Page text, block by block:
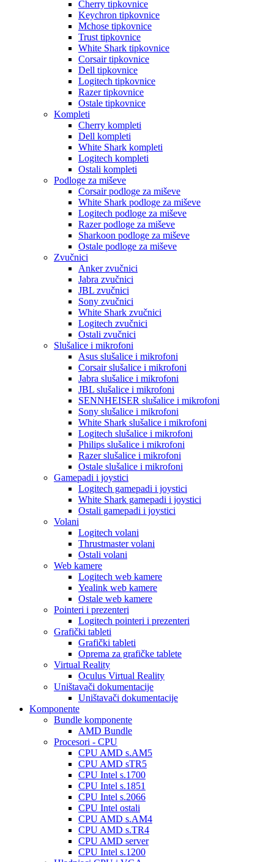
Cherry tipkovnice
Keychron tipkovnice
Mchose tipkovnice
Trust tipkovnice
White Shark tipkovnice
Corsair tipkovnice
Dell tipkovnice
Logitech tipkovnice
Razer tipkovnice
Ostale tipkovnice
Kompleti
Cherry kompleti
Dell kompleti
White Shark kompleti
Logitech kompleti
Ostali kompleti
Podloge za miševe
Corsair podloge za miševe
White Shark podloge za miševe
Logitech podloge za miševe
Razer podloge za miševe
Sharkoon podloge za miševe
Ostale podloge za miševe
Zvučnici
Anker zvučnici
Jabra zvučnici
JBL zvučnici
Sony zvučnici
White Shark zvučnici
Logitech zvučnici
Ostali zvučnici
Slušalice i mikrofoni
Asus slušalice i mikrofoni
Corsair slušalice i mikrofoni
Jabra slušalice i mikrofoni
JBL slušalice i mikrofoni
SENNHEISER slušalice i mikrofoni
Sony slušalice i mikrofoni
White Shark slušalice i mikrofoni
Logitech slušalice i mikrofoni
Philips slušalice i mikrofoni
Razer slušalice i mikrofoni
Ostale slušalice i mikrofoni
Gamepadi i joystici
Logitech gamepadi i joystici
White Shark gamepadi i joystici
Ostali gamepadi i joystici
Volani
Logitech volani
Thrustmaster volani
Ostali volani
Web kamere
Logitech web kamere
Yealink web kamere
Ostale web kamere
Pointeri i prezenteri
Logitech pointeri i prezenteri
Grafički tableti
Grafički tableti
Oprema za grafičke tablete
Virtual Reality
Oculus Virtual Reality
Uništavači dokumentacije
Uništavači dokumentacije
Komponente
Bundle komponente
AMD Bundle
Procesori - CPU
CPU AMD s.AM5
CPU AMD sTR5
CPU Intel s.1700
CPU Intel s.1851
CPU Intel s.2066
CPU Intel ostali
CPU AMD s.AM4
CPU AMD s.TR4
CPU AMD server
CPU Intel s.1200